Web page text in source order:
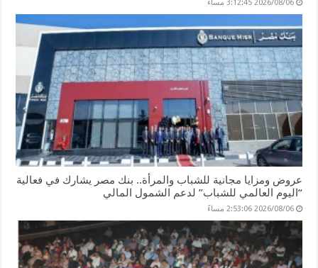
2026/08/06 3:12:45 مساءً
عروض ومزايا مجانية للشباب والمرأة.. بنك مصر يشارك في فعالية
“اليوم العالمي للشباب” لدعم الشمول المالي
2026/08/06 2:53:06 مساءً